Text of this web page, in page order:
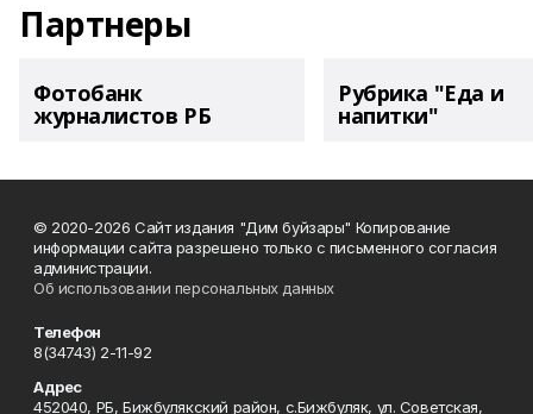
Партнеры
Фотобанк
журналистов РБ
Рубрика "Еда и
напитки"
© 2020-2026 Сайт издания "Дим буйзары" Копирование
информации сайта разрешено только с письменного согласия
администрации.
Об использовании персональных данных
Телефон
8(34743) 2-11-92
Адрес
452040, РБ, Бижбулякский район, с.Бижбуляк, ул. Советская,